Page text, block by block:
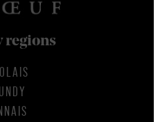
regions